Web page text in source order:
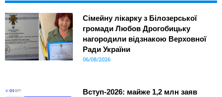
Сімейну лікарку з Білозерської
громади Любов Дрогобицьку
нагородили відзнакою Верховної
Ради України
06/08/2026
Вступ-2026: майже 1,2 млн заяв